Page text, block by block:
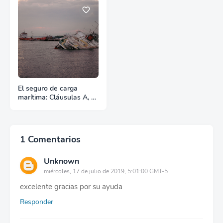
El seguro de carga
marítima: Cláusulas A, B
1 Comentarios
Unknown
miércoles, 17 de julio de 2019, 5:01:00 GMT-5
excelente gracias por su ayuda
Responder